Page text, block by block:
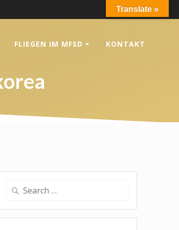
FLIEGEN IM MFSD KONTAKT
Search
Translate »